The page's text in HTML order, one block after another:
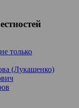
только
(Лукашенко)